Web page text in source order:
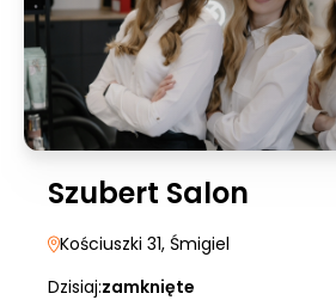
Szubert Salon
Kościuszki 31, Śmigiel
Dzisiaj:zamknięte